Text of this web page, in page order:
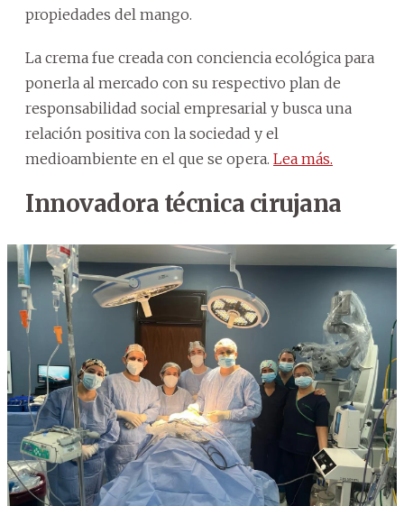
propiedades del mango.
La crema fue creada con conciencia ecológica para
ponerla al mercado con su respectivo plan de
responsabilidad social empresarial y busca una
relación positiva con la sociedad y el
medioambiente en el que se opera. Lea más.
Innovadora técnica cirujana